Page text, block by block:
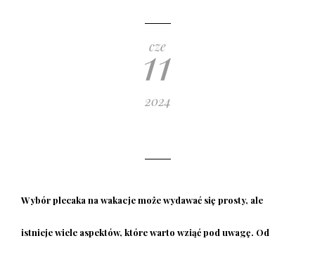
cze
11
2024
Wybórplecaka na wakacjemoże wydawać się prosty, ale
istnieje wiele aspektów, które warto wziąć pod uwagę. Od